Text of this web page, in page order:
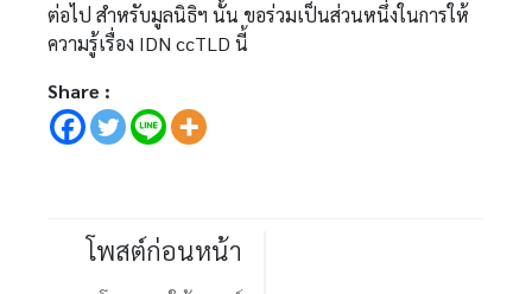
ต่อไป สำหรับมูลนิธิฯ นั้น ขอร่วมเป็นส่วนหนึ่งในการให้
ความรู้เรื่อง IDN ccTLD นี้
Share :
โพสต์ก่อนหน้า